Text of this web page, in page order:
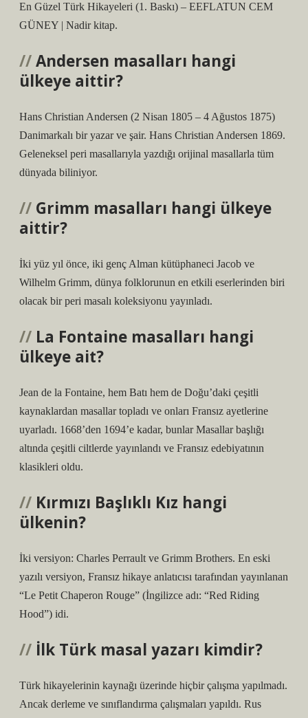
En Güzel Türk Hikayeleri (1. Baskı) – EEFLATUN CEM
GÜNEY | Nadir kitap.
Andersen masalları hangi
ülkeye aittir?
Hans Christian Andersen (2 Nisan 1805 – 4 Ağustos 1875)
Danimarkalı bir yazar ve şair. Hans Christian Andersen 1869.
Geleneksel peri masallarıyla yazdığı orijinal masallarla tüm
dünyada biliniyor.
Grimm masalları hangi ülkeye
aittir?
İki yüz yıl önce, iki genç Alman kütüphaneci Jacob ve
Wilhelm Grimm, dünya folklorunun en etkili eserlerinden biri
olacak bir peri masalı koleksiyonu yayınladı.
La Fontaine masalları hangi
ülkeye ait?
Jean de la Fontaine, hem Batı hem de Doğu’daki çeşitli
kaynaklardan masallar topladı ve onları Fransız ayetlerine
uyarladı. 1668’den 1694’e kadar, bunlar Masallar başlığı
altında çeşitli ciltlerde yayınlandı ve Fransız edebiyatının
klasikleri oldu.
Kırmızı Başlıklı Kız hangi
ülkenin?
İki versiyon: Charles Perrault ve Grimm Brothers. En eski
yazılı versiyon, Fransız hikaye anlatıcısı tarafından yayınlanan
“Le Petit Chaperon Rouge” (İngilizce adı: “Red Riding
Hood”) idi.
İlk Türk masal yazarı kimdir?
Türk hikayelerinin kaynağı üzerinde hiçbir çalışma yapılmadı.
Ancak derleme ve sınıflandırma çalışmaları yapıldı. Rus